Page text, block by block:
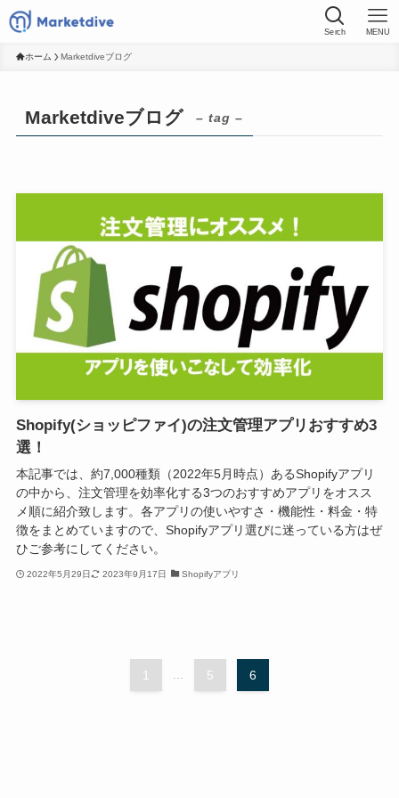
Serch MENU
ホーム Marketdiveブログ
Marketdiveブログ – tag –
Shopify(ショッピファイ)の注文管理アプリおすすめ3
選！
本記事では、約7,000種類（2022年5月時点）あるShopifyアプリ
の中から、注文管理を効率化する3つのおすすめアプリをオスス
メ順に紹介致します。各アプリの使いやすさ・機能性・料金・特
徴をまとめていますので、Shopifyアプリ選びに迷っている方はぜ
ひご参考にしてください。
2022年5月29日 2023年9月17日 Shopifyアプリ
1 ... 5 6